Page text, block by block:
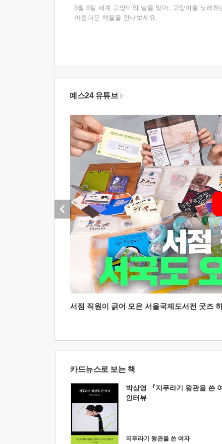
8월 8일 세계 고양이의 날을 맞아, 고양이를 노래하
아름다운 책들을 만나보세요.
예스24 유튜브
서점 직원이 긁어 모은 서울국제도서전 굿즈
카드뉴스로 보는 책
박상영 『지푸라기 왕관을 쓴
인터뷰
지푸라기 왕관을 쓴 여자